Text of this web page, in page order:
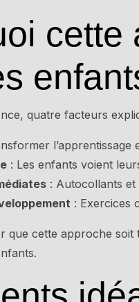
cette
quatre facteurs
l’apprentissage
: Les enfants voient
: Autocollants et
: Exercices
que cette approche soit